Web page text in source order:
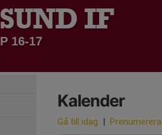
SUND IF
P 16-17
Kalender
Gå till idag | Prenumerera